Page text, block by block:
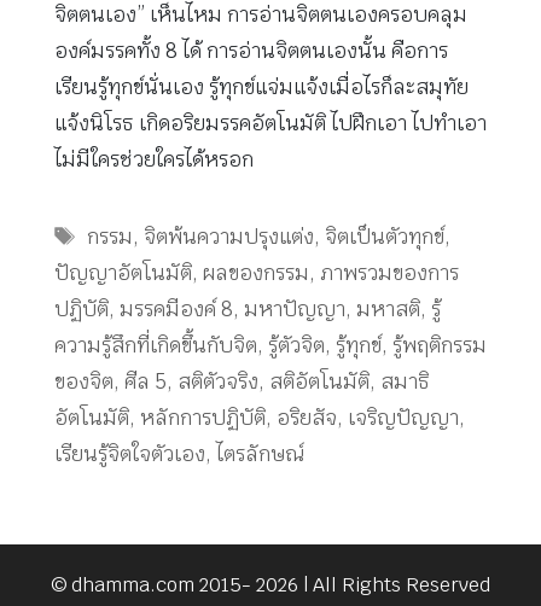
จิตตนเอง” เห็นไหม การอ่านจิตตนเองครอบคลุม
องค์มรรคทั้ง 8 ได้ การอ่านจิตตนเองนั้น คือการ
เรียนรู้ทุกข์นั่นเอง รู้ทุกข์แจ่มแจ้งเมื่อไรก็ละสมุทัย
แจ้งนิโรธ เกิดอริยมรรคอัตโนมัติ ไปฝึกเอา ไปทำเอา
ไม่มีใครช่วยใครได้หรอก
Tags
กรรม, จิตพ้นความปรุงแต่ง, จิตเป็นตัวทุกข์,
ปัญญาอัตโนมัติ, ผลของกรรม, ภาพรวมของการ
ปฏิบัติ, มรรคมีองค์ 8, มหาปัญญา, มหาสติ, รู้
ความรู้สึกที่เกิดขึ้นกับจิต, รู้ตัวจิต, รู้ทุกข์, รู้พฤติกรรม
ของจิต, ศีล 5, สติตัวจริง, สติอัตโนมัติ, สมาธิ
อัตโนมัติ, หลักการปฏิบัติ, อริยสัจ, เจริญปัญญา,
เรียนรู้จิตใจตัวเอง, ไตรลักษณ์
© dhamma.com 2015- 2026 | All Rights Reserved